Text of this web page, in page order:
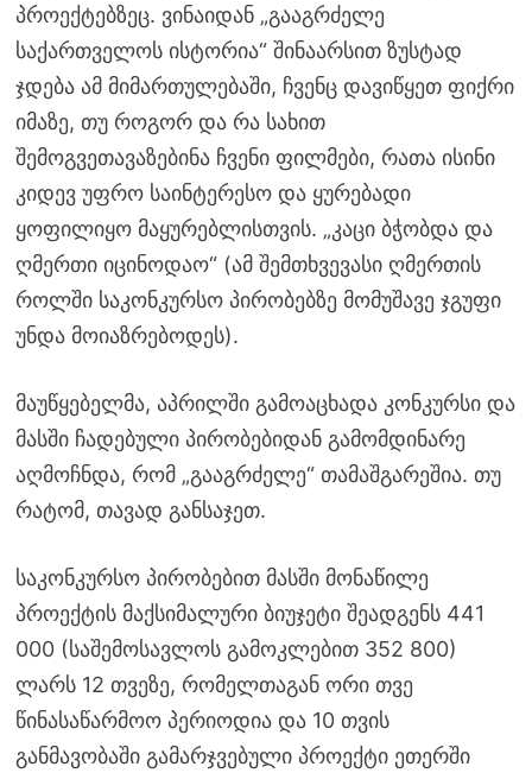
პროექტებზეც. ვინაიდან „გააგრძელე
საქართველოს ისტორია“ შინაარსით ზუსტად
ჯდება ამ მიმართულებაში, ჩვენც დავიწყეთ ფიქრი
იმაზე, თუ როგორ და რა სახით
შემოგვეთავაზებინა ჩვენი ფილმები, რათა ისინი
კიდევ უფრო საინტერესო და ყურებადი
ყოფილიყო მაყურებლისთვის. „კაცი ბჭობდა და
ღმერთი იცინოდაო“ (ამ შემთხვევასი ღმერთის
როლში საკონკურსო პირობებზე მომუშავე ჯგუფი
უნდა მოიაზრებოდეს).
მაუწყებელმა, აპრილში გამოაცხადა კონკურსი და
მასში ჩადებული პირობებიდან გამომდინარე
აღმოჩნდა, რომ „გააგრძელე“ თამაშგარეშია. თუ
რატომ, თავად განსაჯეთ.
საკონკურსო პირობებით მასში მონაწილე
პროექტის მაქსიმალური ბიუჯეტი შეადგენს 441
000 (საშემოსავლოს გამოკლებით 352 800)
ლარს 12 თვეზე, რომელთაგან ორი თვე
წინასაწარმოო პერიოდია და 10 თვის
განმავობაში გამარჯვებული პროექტი ეთერში